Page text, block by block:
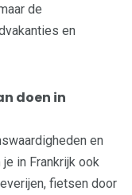
de
en
doen in
en
in Frankrijk ook
fietsen door